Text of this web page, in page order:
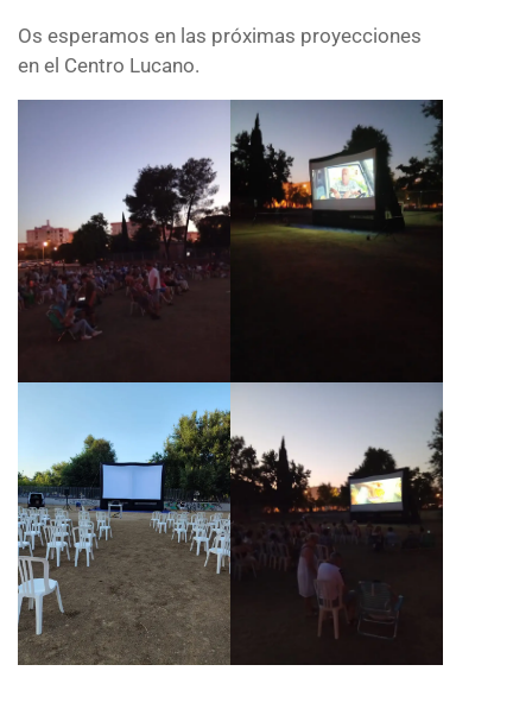
Os esperamos en las próximas proyecciones
en el Centro Lucano.